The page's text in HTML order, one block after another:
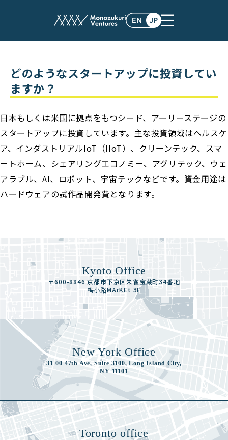
faq
どのようなスタートアップに投資してい
ますか？
日本もしくは米国に拠点をもつシード、アーリーステージの
スタートアップに投資しています。主な投資領域はヘルスケ
ア、インダストリアルIoT（IIoT）、クリーンテック、スマ
ートホーム、シェアリングエコノミー、アグリテック、ウェ
アラブル、AI、ロボット、宇宙テックなどです。資金用途は
ハードウェアの試作品開発費となります。
Kyoto Office
〒600-8846 京都市下京区朱雀宝蔵町34番地
梅小路MArKEt 3F
New York Office
31-00 47th Ave, Suite 3100, Long Island City,
NY 11101
Toronto office